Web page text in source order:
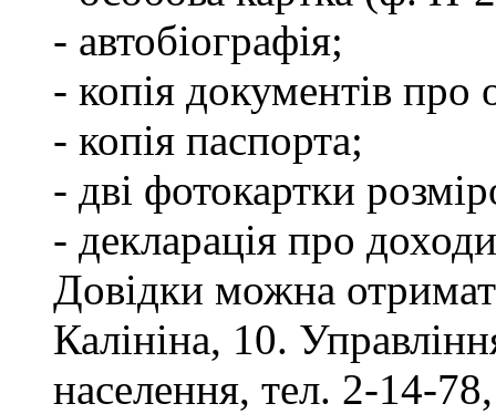
- автобіографія;
- копія документів про
- копія паспорта;
- дві фотокартки
- декларація про
Довідки можна
Калініна, 10.
населення, тел. 2-14-